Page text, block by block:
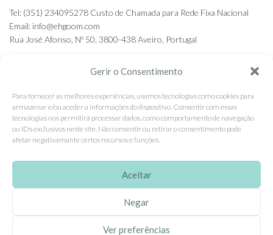
Gerir o Consentimento
Para fornecer as melhores experiências, usamos tecnologias como cookies para
armazenar e/ou aceder a informações do dispositivo. Consentir com essas
tecnologias nos permitirá processar dados, como comportamento de navegação
ou IDs exclusivos neste site. Não consentir ou retirar o consentimento pode
afetar negativamante certos recursos e funções.
Aceitar
Negar
Ver preferências
Tel: (351) 234095278 Custo de Chamada para Rede Fixa Nacional
Email: info@ehgoom.com
Rua José Afonso, Nº 50, 3800-438 Aveiro, Portugal
SOBRE A EHGOOM
Sobre Nós
Propriedade Intelectual
Listas de Aniversário e Babyshower